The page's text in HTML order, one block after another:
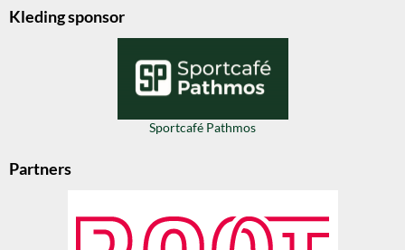
Kleding sponsor
Sportcafé Pathmos
Partners